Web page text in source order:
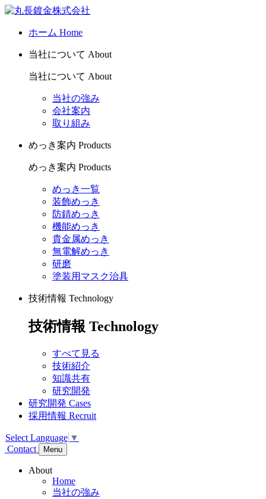
ホーム Home
当社について About
当社について About
当社の強み
会社案内
取り組み
めっき案内 Products
めっき案内 Products
めっき一覧
装飾めっき
防錆めっき
機能めっき
貴金属めっき
無電解めっき
研磨
塗装用マスク治具
技術情報 Technology
技術情報 Technology
すべて見る
技術紹介
知識共有
研究開発
研究開発 Cases
採用情報 Recruit
Select Language ▼
Contact
Menu
About
Home
当社の強み